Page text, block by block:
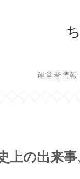
運営者情報
上の出来